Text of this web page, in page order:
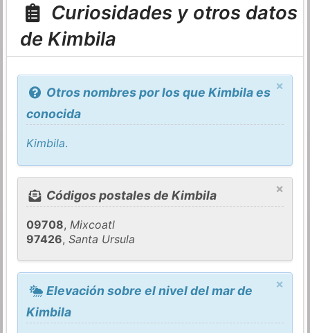
Curiosidades y otros datos
de Kimbila
×
Otros nombres por los que Kimbila es
conocida
Kimbila.
×
Códigos postales de Kimbila
09708, Mixcoatl
97426,Santa Ursula
×
Elevación sobre el nivel del mar de
Kimbila